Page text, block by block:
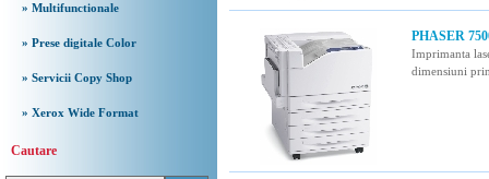
» Multifunctionale
» Prese digitale Color
» Servicii Copy Shop
» Xerox Wide Format
Cautare
PHASER
Imprimanta
dimensiuni